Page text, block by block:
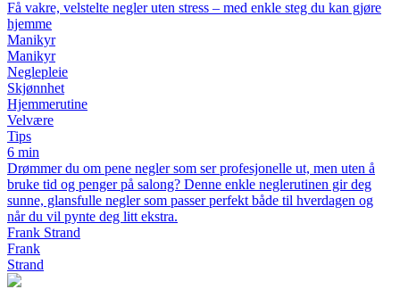
Få vakre, velstelte negler uten stress – med enkle steg du kan gjøre
hjemme
Manikyr
Manikyr
Neglepleie
Skjønnhet
Hjemmerutine
Velvære
Tips
6 min
Drømmer du om pene negler som ser profesjonelle ut, men uten å
bruke tid og penger på salong? Denne enkle neglerutinen gir deg
sunne, glansfulle negler som passer perfekt både til hverdagen og
når du vil pynte deg litt ekstra.
Frank Strand
Frank
Strand